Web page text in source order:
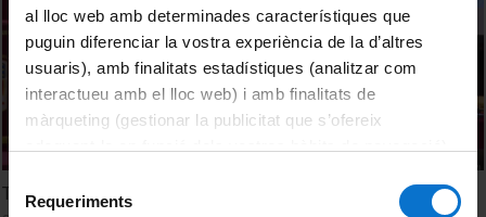
al lloc web amb determinades característiques que
puguin diferenciar la vostra experiència de la d’altres
usuaris), amb finalitats estadístiques (analitzar com
interactueu amb el lloc web) i amb finalitats de
màrqueting (gestionar la publicitat que s’ofereix
consultar laPolítica de galetes del lloc web de la
Requeriments
Thin films for energy generation